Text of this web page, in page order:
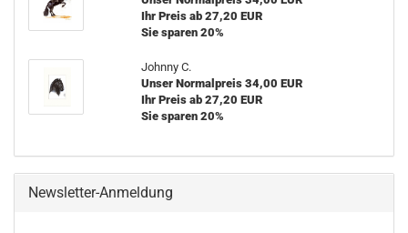
Ihr Preis ab 27,20 EUR
Sie sparen 20%
Johnny C.
Unser Normalpreis 34,00 EUR
Ihr Preis ab 27,20 EUR
Sie sparen 20%
Newsletter-Anmeldung